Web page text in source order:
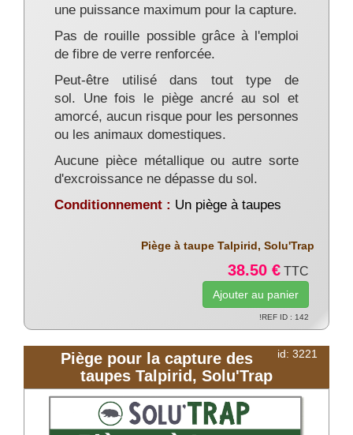
une puissance maximum pour la capture.
Pas de rouille possible grâce à l'emploi
de fibre de verre renforcée.
Peut-être utilisé dans tout type de
sol. Une fois le piège ancré au sol et
amorcé, aucun risque pour les personnes
ou les animaux domestiques.
Aucune pièce métallique ou autre sorte
d'excroissance ne dépasse du sol.
Conditionnement : Un piège à taupes
Piège à taupe Talpirid, Solu'Trap
38.50 € TTC
!REF ID : 142
id: 3221
Piège pour la capture des
taupes Talpirid, Solu'Trap